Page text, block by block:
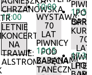
CHRZANOWSKA
17:00
LETNIE
KONCERTY
NA
TRAWIE:
ALSTROMERIE
10:00
WYSTAWA:
70
LAT
PIWNICY
POD
BARANAMI
10:15
ZAJĘCIA
TANECZNE
POD
17:30
70
LAT
POD
17:30